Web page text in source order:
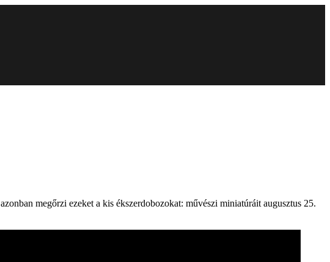
azonban megőrzi ezeket a kis ékszerdobozokat: művészi miniatúráit augusztus 25.